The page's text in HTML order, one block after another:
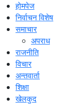
होमपेज
निर्वाचन विशेष
समाचार
अपराध
राजनीति
विचार
अन्तवार्ता
शिक्षा
खेलकुद